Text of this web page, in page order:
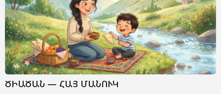
ԾԻԱԾԱՆ — ՀԱՅ ՄԱՆՈՒԿ